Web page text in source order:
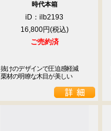
時代本箱
iD：ilb2193
16,800円
ご売約済
抜けのデザインで圧迫感軽減
栗材の明瞭な木目が美しい